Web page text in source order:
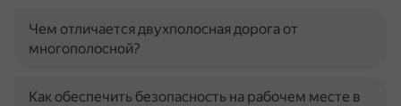
Чем отличается двухполосная дорога от
многополосной?
Как обеспечить безопасность на рабочем месте в